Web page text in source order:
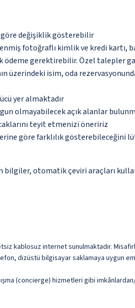
göre değişiklik gösterebilir
fotoğraflı kimlik ve kredi kartı,
ödeme gerektirebilir. Özel talepler
üzerindeki isim, oda
yer almaktadır
olmayabilecek açık alanlar
teyit etmenizi öneririz
göre farklılık
bilgiler, otomatik çeviri araçları
kablosuz internet sunulmaktadır.
dizüstü bilgisayar saklamaya uygun
(concierge) hizmetleri gibi